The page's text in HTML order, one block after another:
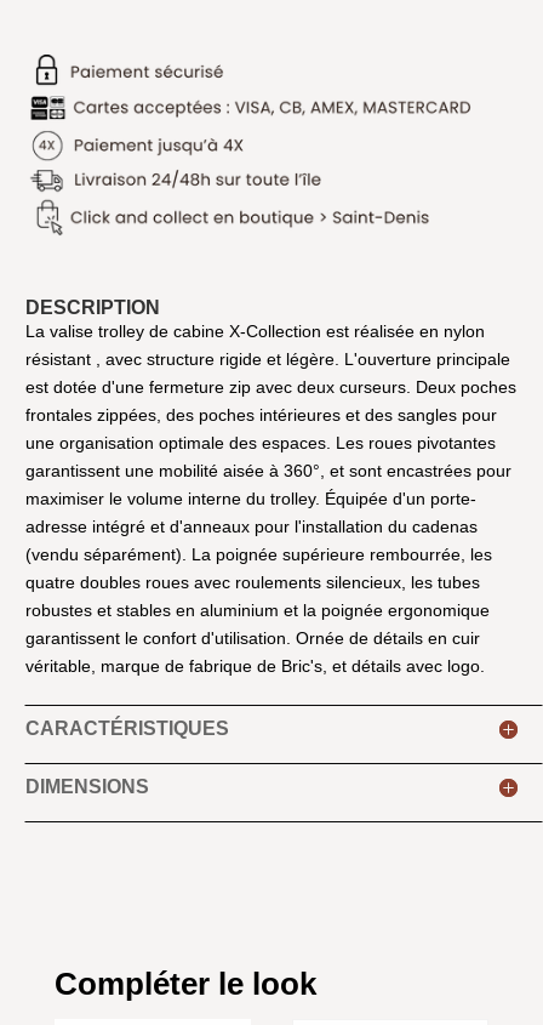
DESCRIPTION
La valise trolley de cabine X-Collection est réalisée en nylon
résistant , avec structure rigide et légère. L'ouverture principale
est dotée d'une fermeture zip avec deux curseurs. Deux poches
frontales zippées, des poches intérieures et des sangles pour
une organisation optimale des espaces. Les roues pivotantes
garantissent une mobilité aisée à 360°, et sont encastrées pour
maximiser le volume interne du trolley. Équipée d'un porte-
adresse intégré et d'anneaux pour l'installation du cadenas
(vendu séparément). La poignée supérieure rembourrée, les
quatre doubles roues avec roulements silencieux, les tubes
robustes et stables en aluminium et la poignée ergonomique
garantissent le confort d'utilisation. Ornée de détails en cuir
véritable, marque de fabrique de Bric's, et détails avec logo.
CARACTÉRISTIQUES
DIMENSIONS
Compléter le look